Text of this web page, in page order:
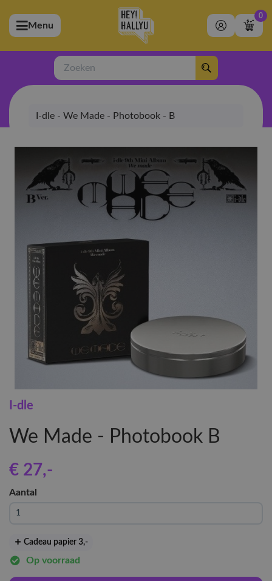
(Artiesten)
(Merchandise)
(Exclusive)
(Winkel)
Menu
0
Zoeken
I-dle - We Made - Photobook - B
I-dle
We Made - Photobook B
€ 27,-
Aantal
Cadeau papier 3,-
Op voorraad